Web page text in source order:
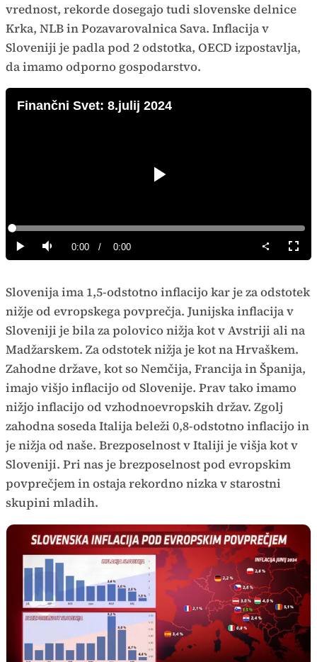
vrednost, rekorde dosegajo tudi slovenske delnice
Krka, NLB in Pozavarovalnica Sava. Inflacija v
Sloveniji je padla pod 2 odstotka, OECD izpostavlja,
da imamo odporno gospodarstvo.
Finančni Svet: 8.julij 2024
Predvajaj
PredvajajTiho Current
0:00 / Duration
0:00
Loaded:
0%
način
Slovenija ima 1,5-odstotno inflacijo kar je za odstotek
nižje od evropskega povprečja. Junijska inflacija v
Sloveniji je bila za polovico nižja kot v Avstriji ali na
Madžarskem. Za odstotek nižja je kot na Hrvaškem.
Zahodne države, kot so Nemčija, Francija in Španija,
imajo višjo inflacijo od Slovenije. Prav tako imamo
nižjo inflacijo od vzhodnoevropskih držav. Zgolj
zahodna soseda Italija beleži 0,8-odstotno inflacijo in
je nižja od naše. Brezposelnost v Italiji je višja kot v
Sloveniji. Pri nas je brezposelnost pod evropskim
povprečjem in ostaja rekordno nizka v starostni
skupini mladih.